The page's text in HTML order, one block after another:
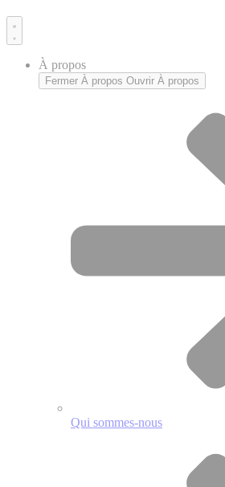
À propos
Fermer À propos Ouvrir À propos
Qui sommes-nous